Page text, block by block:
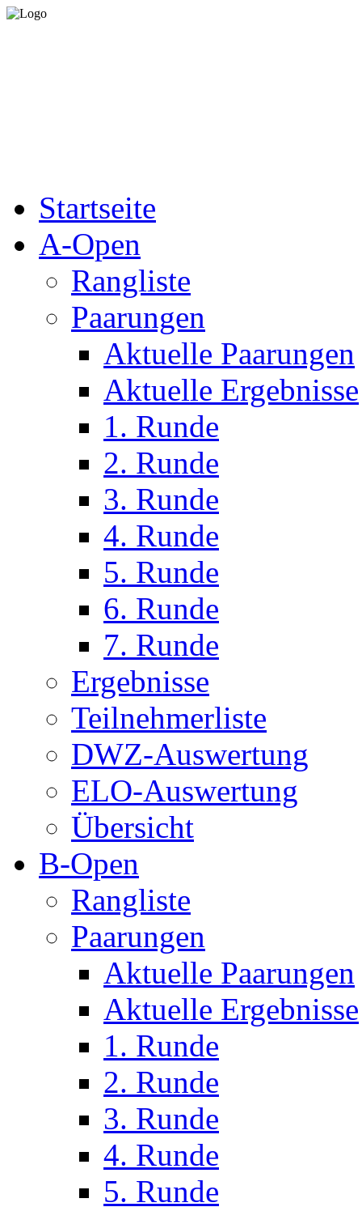
Startseite
A-Open
Rangliste
Paarungen
Aktuelle Paarungen
Aktuelle Ergebnisse
1. Runde
2. Runde
3. Runde
4. Runde
5. Runde
6. Runde
7. Runde
Ergebnisse
Teilnehmerliste
DWZ-Auswertung
ELO-Auswertung
Übersicht
B-Open
Rangliste
Paarungen
Aktuelle Paarungen
Aktuelle Ergebnisse
1. Runde
2. Runde
3. Runde
4. Runde
5. Runde